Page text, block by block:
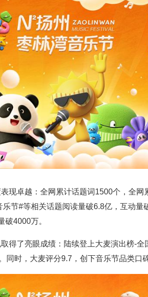
现卓越：全网累计话题词1500个，全网
节#等相关话题阅读量破6.8亿，互动量
破4000万。
得了亮眼成绩：陆续登上大麦演出榜-全
同时，大麦评分9.7，创下音乐节品类口